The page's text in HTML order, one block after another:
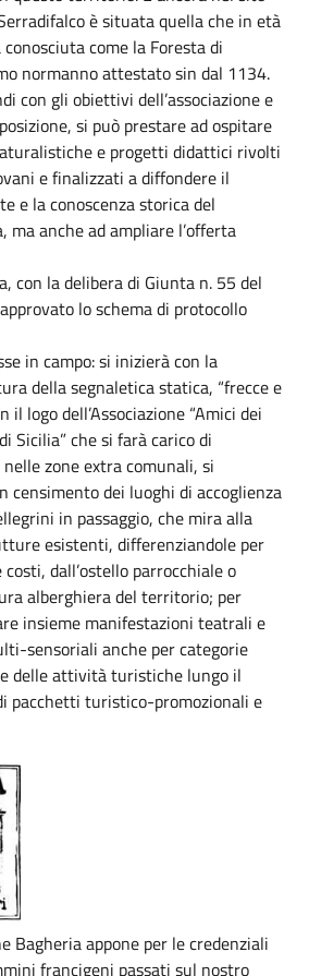
è situata quella che in età
come la Foresta di
normanno attestato sin dal 1134.
con gli obiettivi dell’associazione e
si può prestare ad ospitare
e progetti didattici rivolti
e finalizzati a diffondere il
e la conoscenza storica del
anche ad ampliare l’offerta
con la delibera di Giunta n. 55 del
lo schema di protocollo
in campo: si inizierà con la
della segnaletica statica, “frecce e
il logo dell’Associazione “Amici dei
Sicilia” che si farà carico di
zone extra comunali, si
censimento dei luoghi di accoglienza
in passaggio, che mira alla
esistenti, differenziandole per
dall’ostello parrocchiale o
alberghiera del territorio; per
insieme manifestazioni teatrali e
sensoriali anche per categorie
delle attività turistiche lungo il
pacchetti turistico-promozionali e
Bagheria appone per le credenziali
francigeni passati sul nostro